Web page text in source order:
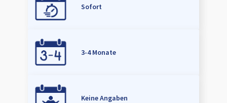
Sofort
3-4 Monate
Keine Angaben